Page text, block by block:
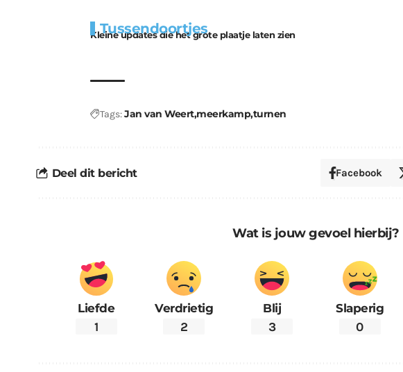
Tussendoortjes
Kleine updates die het grote plaatje laten zien
bouwmateriaal voor
kabouters
uitdaging
Tags:Jan van Weertmeerkampturnen
Deel dit bericht Facebook
Wat is jouw gevoel hierbij?
Liefde
1
Verdrietig
2
Blij
3
Slaperig
0